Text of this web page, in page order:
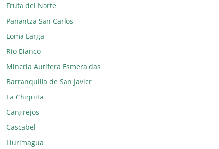
Fruta del Norte
Panantza San Carlos
Loma Larga
Río Blanco
Minería Aurífera Esmeraldas
Barranquilla de San Javier
La Chiquita
Cangrejos
Cascabel
Llurimagua